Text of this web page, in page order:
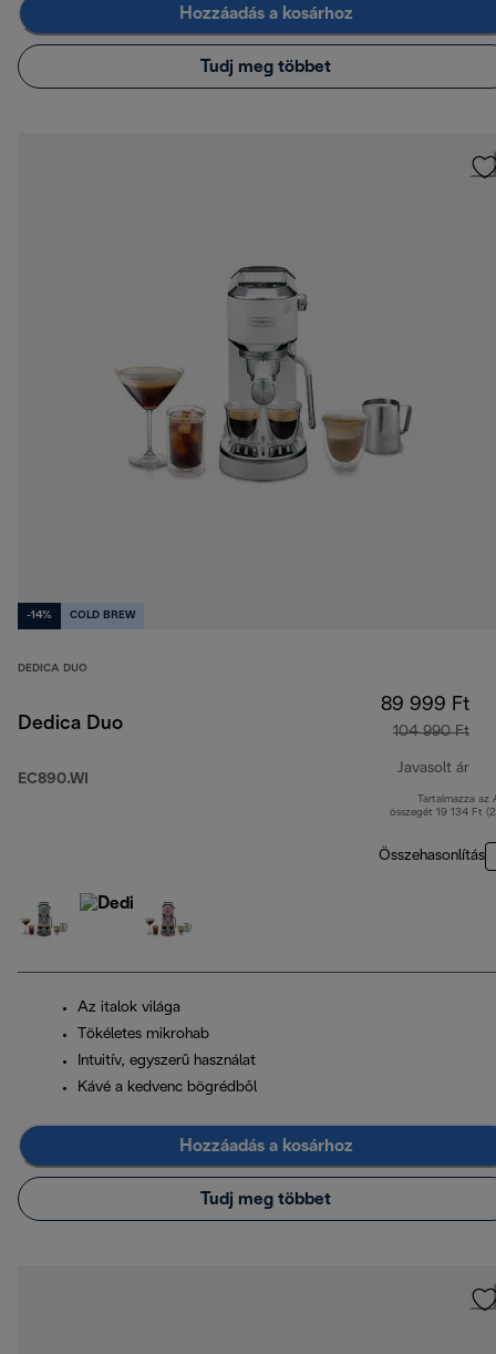
Hozzáadás a kosárhoz
Tudj meg többet
-14% COLD BREW
DEDICA DUO
Dedica Duo
EC890.WI
89 999 Ft
104 990 Ft
Javasolt ár
Tartalmazza az
összegét 19 134 Ft
Összehasonlítás
Az italok világa
Tökéletes mikrohab
Intuitív, egyszerű használat
Kávé a kedvenc bögrédből
Hozzáadás a kosárhoz
Tudj meg többet